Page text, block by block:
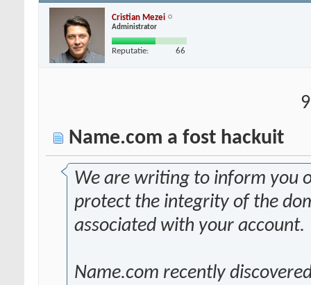
Cristian Mezei
Administrator
Reputatie: 66
Name.com a fost hackuit
We are writing to inform you
protect the integrity of the
associated with your account.
Name.com recently